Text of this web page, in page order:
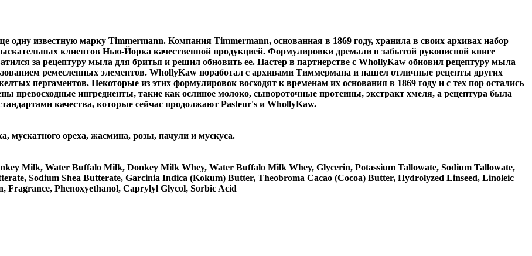
одну известную марку Timmermann. Компания Timmermann, основанная в 1869 году, хранила в своих архивах набор
клиентов Нью-Йорка качественной продукцией. Формулировки дремали в забытой рукописной книге
за рецептуру мыла для бритья и решил обновить ее. Пастер в партнерстве с WhollyKaw обновил рецептуру мыла
ремесленных элементов. WhollyKaw поработал с архивами Тиммермана и нашел отличные рецепты других
пергаментов. Некоторые из этих формулировок восходят к временам их основания в 1869 году и с тех пор остались
превосходные ингредиенты, такие как ослиное молоко, сывороточные протеины, экстракт хмеля, а рецептура была
качества, которые сейчас продолжают Pasteur's и WhollyKaw.
мускатного ореха, жасмина, розы, пачули и мускуса.
Milk, Water Buffalo Milk, Donkey Milk Whey, Water Buffalo Milk Whey, Glycerin, Potassium Tallowate, Sodium Tallowate,
Sodium Shea Butterate, Garcinia Indica (Kokum) Butter, Theobroma Cacao (Cocoa) Butter, Hydrolyzed Linseed, Linoleic
Phenoxyethanol, Caprylyl Glycol, Sorbic Acid